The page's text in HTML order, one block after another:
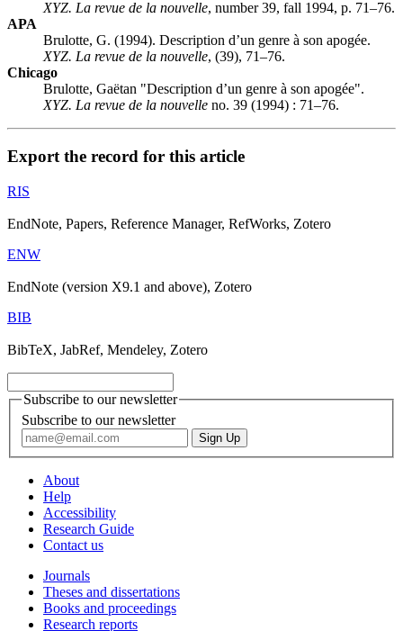
XYZ. La revue de la nouvelle, number 39, fall 1994, p. 71–76.
APA
Brulotte, G. (1994). Description d’un genre à son apogée.
XYZ. La revue de la nouvelle, (39), 71–76.
Chicago
Brulotte, Gaëtan "Description d’un genre à son apogée".
XYZ. La revue de la nouvelle no. 39 (1994) : 71–76.
Export the record for this article
RIS
EndNote, Papers, Reference Manager, RefWorks, Zotero
ENW
EndNote (version X9.1 and above), Zotero
BIB
BibTeX, JabRef, Mendeley, Zotero
Subscribe to our newsletter
Subscribe to our newsletter
About
Help
Accessibility
Research Guide
Contact us
Journals
Theses and dissertations
Books and proceedings
Research reports